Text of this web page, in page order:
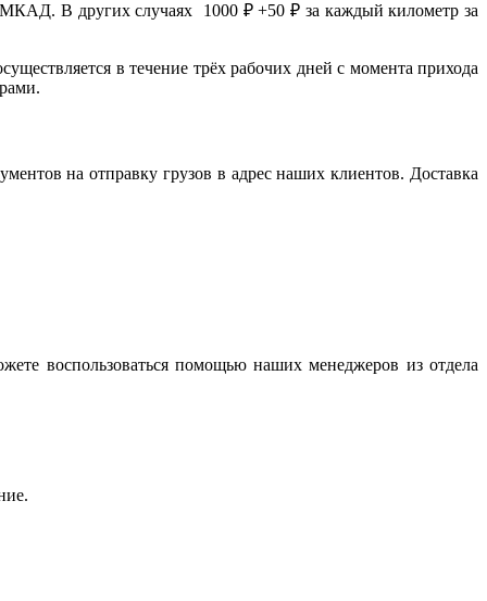
В других случаях 1000 ₽ +50 ₽ за каждый километр за
в течение трёх рабочих дней с момента прихода
на отправку грузов в адрес наших клиентов. Доставка
воспользоваться помощью наших менеджеров из отдела